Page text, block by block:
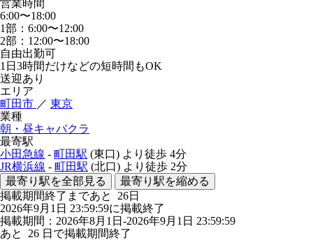
営業時間
6:00〜18:00
1部：6:00〜12:00
2部：12:00〜18:00
自由出勤可
1日3時間だけなどの短時間もOK
送迎あり
エリア
町田市 ／ 東京
業種
朝・昼キャバクラ
最寄駅
小田急線 - 町田駅 (東口) より徒歩 4分
JR横浜線 - 町田駅 (北口) より徒歩 2分
最寄り駅を全部見る
最寄り駅を縮める
掲載期間終了まであと 26日
2026年9月1日 23:59:59に掲載終了
掲載期間：2026年8月1日-2026年9月1日 23:59:59
あと 26 日で掲載期間終了